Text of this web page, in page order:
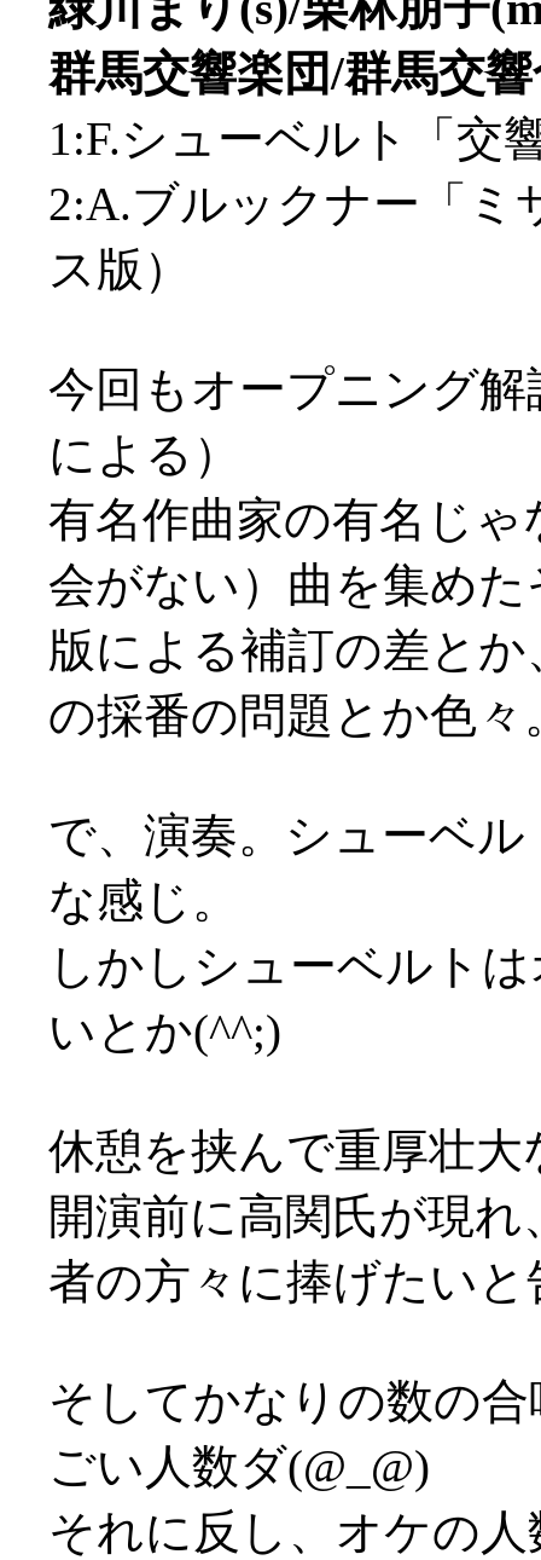
群馬交響楽団/群馬交
1:F.シューベルト「交
2:A.ブルックナー「ミ
ス版）
今回もオープニング
による）
有名作曲家の有名じ
会がない）曲を集め
版による補訂の差と
の採番の問題とか色々
で、演奏。シューベ
な感じ。
しかしシューベルト
いとか(^^;)
休憩を挟んで重厚壮
開演前に高関氏が現
者の方々に捧げたいと
そしてかなりの数の
ごい人数ダ(@_@)
それに反し、オケの